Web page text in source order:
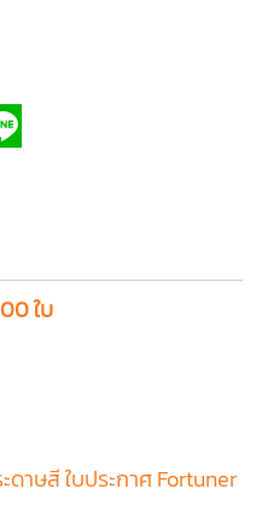
ใบ
ดาษสี ใบประกาศ Fortuner